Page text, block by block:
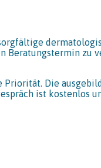
Beratungstermin
Priorität. Die
ist kostenlos